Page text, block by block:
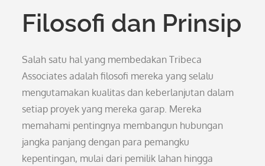
Filosofi dan Prinsip
Salah satu hal yang membedakan Tribeca
Associates adalah filosofi mereka yang selalu
mengutamakan kualitas dan keberlanjutan dalam
setiap proyek yang mereka garap. Mereka
memahami pentingnya membangun hubungan
jangka panjang dengan para pemangku
kepentingan, mulai dari pemilik lahan hingga